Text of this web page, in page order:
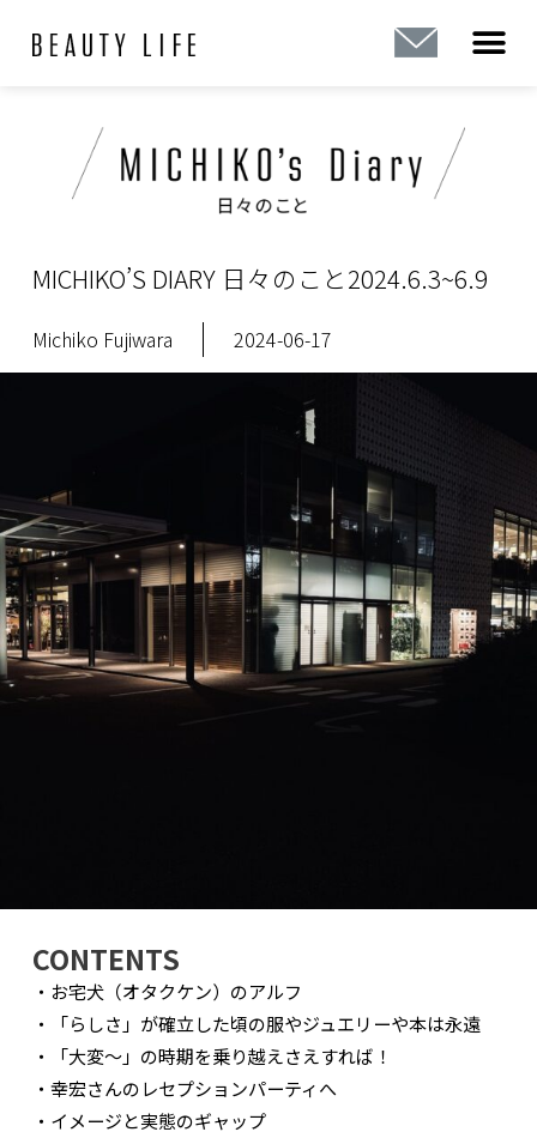
MICHIKO’S DIARY 日々のこと2024.6.3~6.9
Michiko Fujiwara 2024-06-17
CONTENTS
・お宅犬（オタクケン）のアルフ
・「らしさ」が確立した頃の服やジュエリーや本は永遠
・「大変〜」の時期を乗り越えさえすれば！
・幸宏さんのレセプションパーティへ
・イメージと実態のギャップ